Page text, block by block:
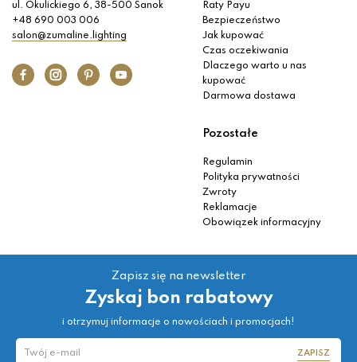
ul. Okulickiego 6, 38-500 Sanok
+48 690 003 006
salon@zumaline.lighting
Raty Payu
Bezpieczeństwo
Jak kupować
Czas oczekiwania
Dlaczego warto u nas
kupować
Darmowa dostawa
Pozostałe
Regulamin
Polityka prywatności
Zwroty
Reklamacje
Obowiązek informacyjny
Zapisz się na newsletter
Zyskaj bon rabatowy
i otrzymuj informacje o nowościach i promocjach!
ZAPISZ